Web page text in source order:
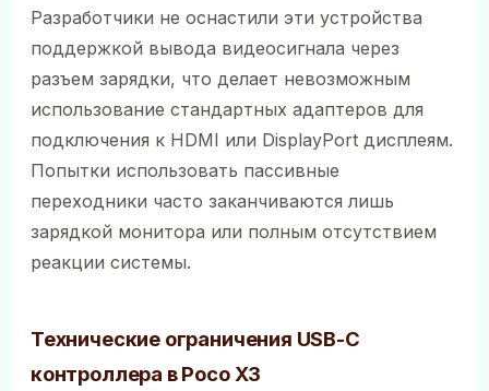
Разработчики не оснастили эти устройства
поддержкой вывода видеосигнала через
разъем зарядки, что делает невозможным
использование стандартных адаптеров для
подключения к HDMI или DisplayPort дисплеям.
Попытки использовать пассивные
переходники часто заканчиваются лишь
зарядкой монитора или полным отсутствием
реакции системы.
Технические ограничения USB-C
контроллера в Poco X3